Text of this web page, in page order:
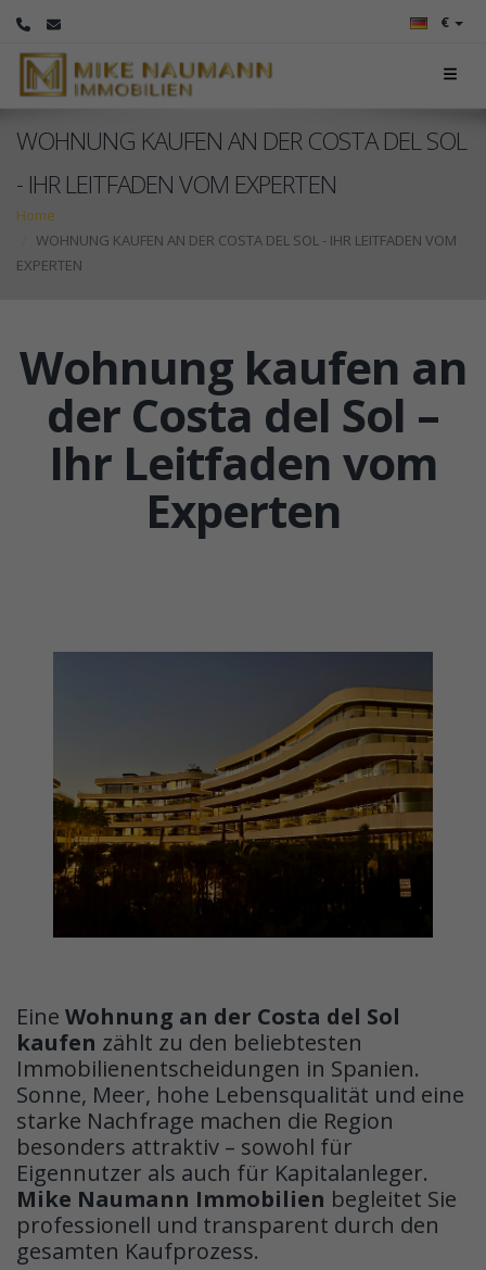
€
WOHNUNG KAUFEN AN DER COSTA DEL SOL
- IHR LEITFADEN VOM EXPERTEN
Home
WOHNUNG KAUFEN AN DER COSTA DEL SOL - IHR LEITFADEN VOM
EXPERTEN
Wohnung kaufen an
der Costa del Sol –
Ihr Leitfaden vom
Experten
Eine Wohnung an der Costa del Sol
kaufen zählt zu den beliebtesten
Immobilienentscheidungen in Spanien.
Sonne, Meer, hohe Lebensqualität und eine
starke Nachfrage machen die Region
besonders attraktiv – sowohl für
Eigennutzer als auch für Kapitalanleger.
Mike Naumann Immobilien begleitet Sie
professionell und transparent durch den
gesamten Kaufprozess.